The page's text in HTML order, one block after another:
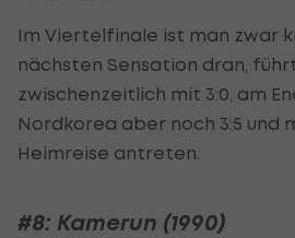
Im Viertelfinale ist man zwar
nächsten Sensation dran,
zwischenzeitlich mit 3:0, am
Nordkorea aber noch 3:5 und
Heimreise antreten.
#8: Kamerun (1990)